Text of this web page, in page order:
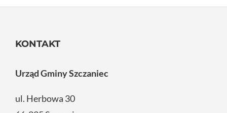
KONTAKT
Urząd Gminy Szczaniec
ul. Herbowa 30